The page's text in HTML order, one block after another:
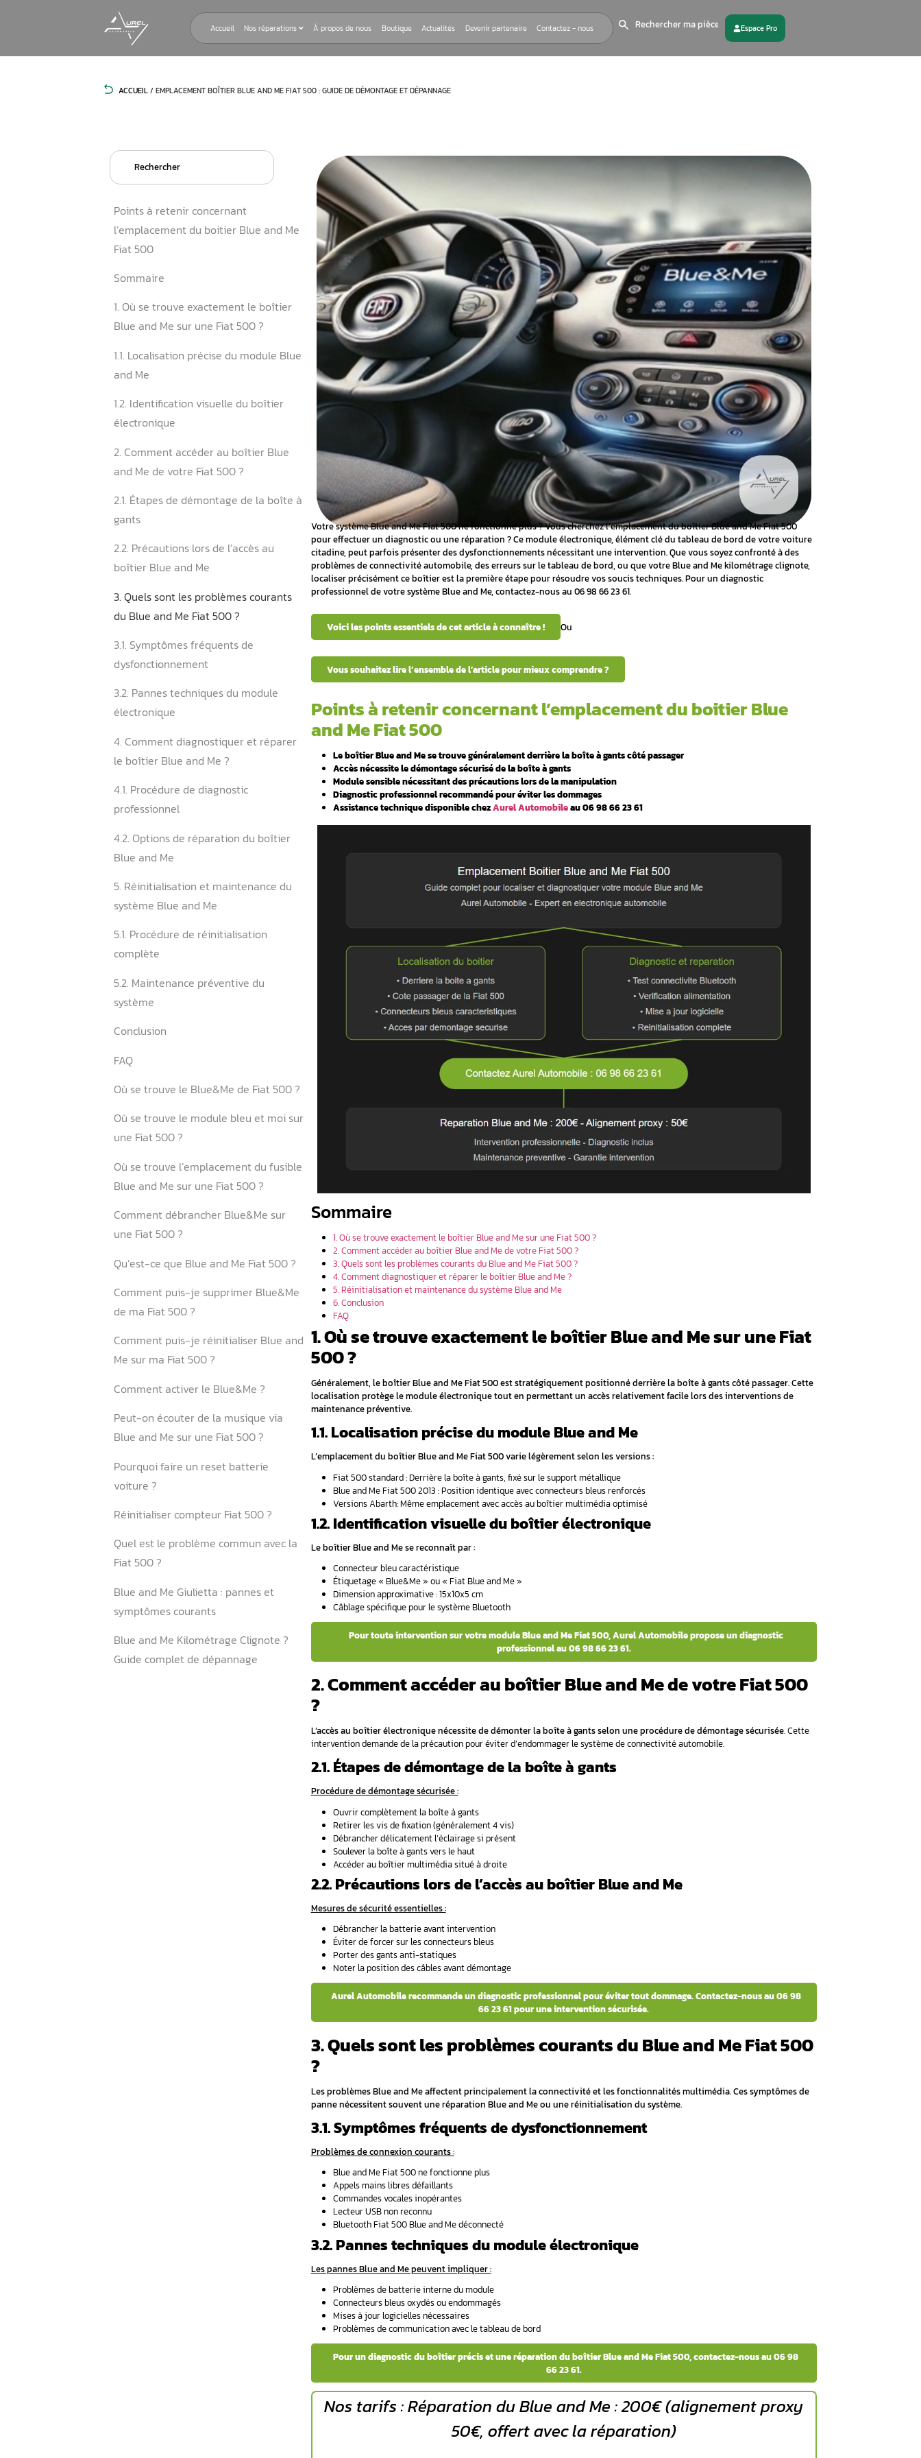
Accueil Nos réparations À propos de nous Boutique Actualités Devenir partenaire Contactez - nous
Search
for:
l’emplacement du boitier Blue and Me
Fiat 500
Sommaire
1. Où se trouve exactement le boîtier
Blue and Me sur une Fiat 500 ?
1.1. Localisation précise du module Blue
and Me
1.2. Identification visuelle du boîtier
2. Comment accéder au boîtier Blue
and Me de votre Fiat 500 ?
2.1. Étapes de démontage de la boîte à
gants
2.2. Précautions lors de l’accès au
boîtier Blue and Me
3. Quels sont les problèmes courants
du Blue and Me Fiat 500 ?
3.1. Symptômes fréquents de
dysfonctionnement
3.2. Pannes techniques du module
électronique
4. Comment diagnostiquer et réparer
le boîtier Blue and Me ?
4.1. Procédure de diagnostic
professionnel
4.2. Options de réparation du boîtier
5. Réinitialisation et maintenance du
système Blue and Me
5.1. Procédure de réinitialisation
complète
5.2. Maintenance préventive du
Conclusion
Où se trouve le Blue&Me de Fiat 500 ?
Où se trouve le module bleu et moi sur
une Fiat 500 ?
Où se trouve l’emplacement du fusible
Blue and Me sur une Fiat 500 ?
Comment débrancher Blue&Me sur
une Fiat 500 ?
Qu’est-ce que Blue and Me Fiat 500 ?
Comment puis-je supprimer Blue&Me
de ma Fiat 500 ?
Comment puis-je réinitialiser Blue and
Comment activer le Blue&Me ?
Peut-on écouter de la musique via
Blue and Me sur une Fiat 500 ?
Pourquoi faire un reset batterie
Réinitialiser compteur Fiat 500 ?
Quel est le problème commun avec la
Blue and Me Giulietta : pannes et
Blue and Me Kilométrage Clignote ?
Guide complet de dépannage
Votresystème Blue and Me Fiat 500ne fonctionne plus ? Vous cherchez l’emplacement du boîtier Blue
pour effectuer un diagnostic ou une réparation ? Ce
problèmes de connectivité automobile, des erreurs sur le tableau de bord, ou que votre Blue and Me
localiser précisément ce boîtier est la première étape pour résoudre vos soucis techniques. Pour un
professionnel de votre système Blue and Me, contactez-nous au 06 98 66 23 61.
Voici les points essentiels de cet article à connaître !
Points à retenir concernant l’emplacement du
and Me Fiat 500
Le boîtier Blue and Me se trouve généralement derrière la boîte à gants côté passager
Accès nécessite le démontage sécurisé de la boîte à gants
Module sensible nécessitant des précautions lors de la manipulation
Diagnostic professionnel recommandé pour éviter les dommages
Assistance technique disponible chez
Aurel Automobileau 06 98 66 23 61
Sommaire
1. Où se trouve exactement le boîtier Blue and Me sur une Fiat 500 ?
2. Comment accéder au boîtier Blue and Me de votre Fiat 500 ?
3. Quels sont les problèmes courants du Blue and Me Fiat 500 ?
4. Comment diagnostiquer et réparer le boîtier Blue and Me ?
5. Réinitialisation et maintenance du système Blue and Me
6. Conclusion
1. Où se trouve exactement le boîtier Blue and Me
500 ?
Généralement, le boîtier Blue and Me Fiat 500 est stratégiquement positionné derrière la boîte à gants
localisation protège le module électronique tout en permettant un accès relativement facile lors des
maintenance préventive.
1.1. Localisation précise du module Blue and Me
L’emplacement du boîtier Blue and Me Fiat 500 varie légèrement selon les versions :
Fiat 500 standard : Derrière la boîte à gants, fixé sur le support métallique
Blue and Me Fiat 500 2013 : Position identique avec connecteurs bleus renforcés
Versions Abarth: Même emplacement avec accès au boîtier multimédia optimisé
1.2. Identification visuelle du boîtier électronique
Le boîtier Blue and Me se reconnaît par :
Connecteur bleu caractéristique
Étiquetage « Blue&Me » ou « Fiat Blue and Me »
Dimension approximative : 15x10x5 cm
Câblage spécifique pour le système Bluetooth
Pour toute intervention sur votre module Blue and Me Fiat 500, Aurel Automobile propose
2. Comment accéder au boîtier Blue and Me de
?
intervention demande de la précaution pour éviter d’endommager le système de connectivité automobile.
2.1. Étapes de démontage de la boîte à gants
Procédure de démontage sécurisée :
Ouvrir complètement la boîte à gants
Débrancher délicatement l’éclairage si présent
Soulever la boîte à gants vers le haut
Accéder au boîtier multimédia situé à droite
2.2. Précautions lors de l’accès au boîtier Blue and Me
Mesures de sécurité essentielles :
Débrancher la batterie avant intervention
Éviter de forcer sur les connecteurs bleus
Porter des gants anti-statiques